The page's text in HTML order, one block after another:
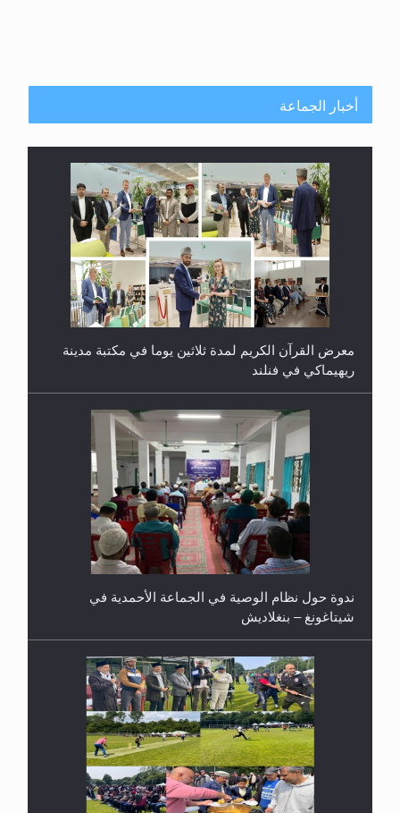
أخبار الجماعة
معرض القرآن الكريم لمدة ثلاثين يوما في مكتبة مدينة
ريهيماكي في فنلند
ندوة حول نظام الوصية في الجماعة الأحمدية في
شيتاغونغ – بنغلاديش